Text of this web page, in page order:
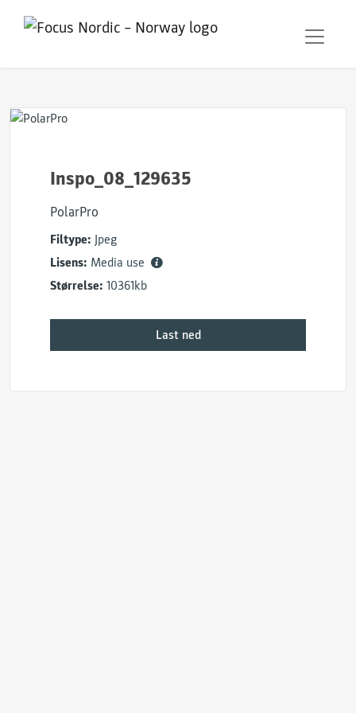
Inspo_08_129635
PolarPro
Filtype: Jpeg
Lisens: Media use
Størrelse: 10361kb
Last ned